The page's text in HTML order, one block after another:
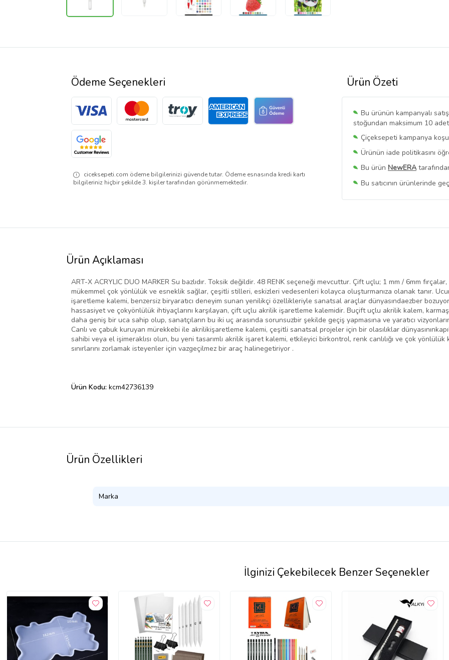
Ürün Özeti
Bu ürünün kampanyalı
stoğundan maksimum 10
Çiçeksepeti kampanya
Ürünün iade politikasını
Bu ürün NewERA
Bu satıcının ürünlerinde
Bu SatıcınınTüm
Ödeme Seçenekleri
ciceksepeti.com ödeme bilgilerinizi güvende tutar. Ödeme esnasında kredi kartı
bilgileriniz hiçbir şekilde 3. kişiler tarafından görünmemektedir.
Ürün Açıklaması
ART-X ACRYLIC DUO MARKER Su bazlıdır. Toksik değildir. 48 RENK seçeneği mevcuttur. Çift uçlu; 1 mm / 6mm
mükemmel çok yönlülük ve esneklik sağlar, çeşitli stilleri, eskizleri vedesenleri kolayca oluşturmanıza olanak tanır.
işaretleme kalemi, benzersiz biryaratıcı deneyim sunan yenilikçi özellikleriyle sanatsal araçlar dünyasındaezber
hassasiyet ve çokyönlülük ihtiyaçlarını karşılayan, çift uçlu akrilik işaretleme kalemidir. Buçift uçlu akrilik kalem,
daha geniş bir uca sahip olup, sanatçıların bu iki uç arasında sorunsuzbir şekilde geçiş yapmasına ve yaratıcı
Canlı ve çabuk kuruyan mürekkebi ile akrilikişaretleme kalemi, çeşitli sanatsal projeler için bir olasılıklar
sahibi veya el işimeraklısı olun, bu yeni tasarımlı akrilik işaret kalemi, etkileyici birkontrol, renk canlılığı ve çok
sınırlarını zorlamak isteyenler için vazgeçilmez bir araç halinegetiriyor .
Ürün Kodu: kcm42736139
Ürün Özellikleri
Marka
İlginizi Çekebilecek Benzer Seçenekler